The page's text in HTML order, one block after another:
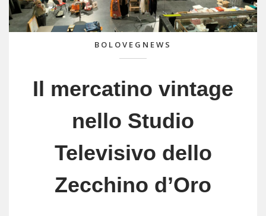
BOLOVEGNEWS
Il mercatino vintage
nello Studio
Televisivo dello
Zecchino d’Oro